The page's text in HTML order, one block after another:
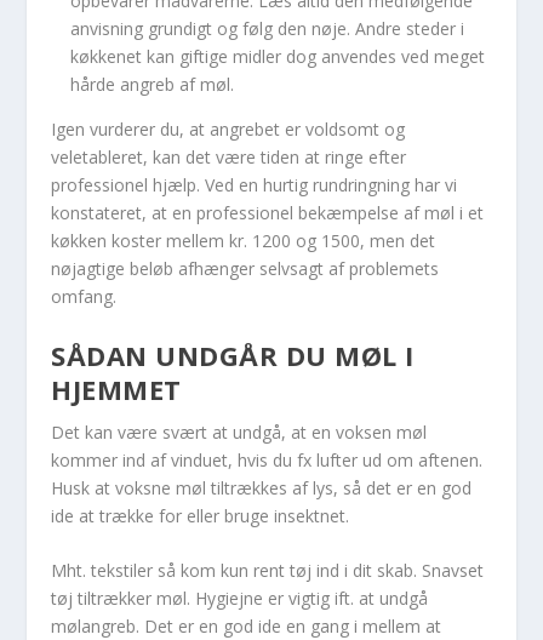
anvisning grundigt og følg den nøje. Andre steder i
køkkenet kan giftige midler dog anvendes ved meget
hårde angreb af møl.
Igen vurderer du, at angrebet er voldsomt og
veletableret, kan det være tiden at ringe efter
professionel hjælp. Ved en hurtig rundringning har vi
konstateret, at en professionel bekæmpelse af møl i et
køkken koster mellem kr. 1200 og 1500, men det
nøjagtige beløb afhænger selvsagt af problemets
omfang.
SÅDAN UNDGÅR DU MØL I
HJEMMET
Det kan være svært at undgå, at en voksen møl
kommer ind af vinduet, hvis du fx lufter ud om aftenen.
Husk at voksne møl tiltrækkes af lys, så det er en god
ide at trække for eller bruge insektnet.
Mht. tekstiler så kom kun rent tøj ind i dit skab. Snavset
tøj tiltrækker møl. Hygiejne er vigtig ift. at undgå
mølangreb. Det er en god ide en gang i mellem at